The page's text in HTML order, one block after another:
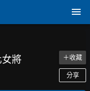
將 ＋收藏
分享